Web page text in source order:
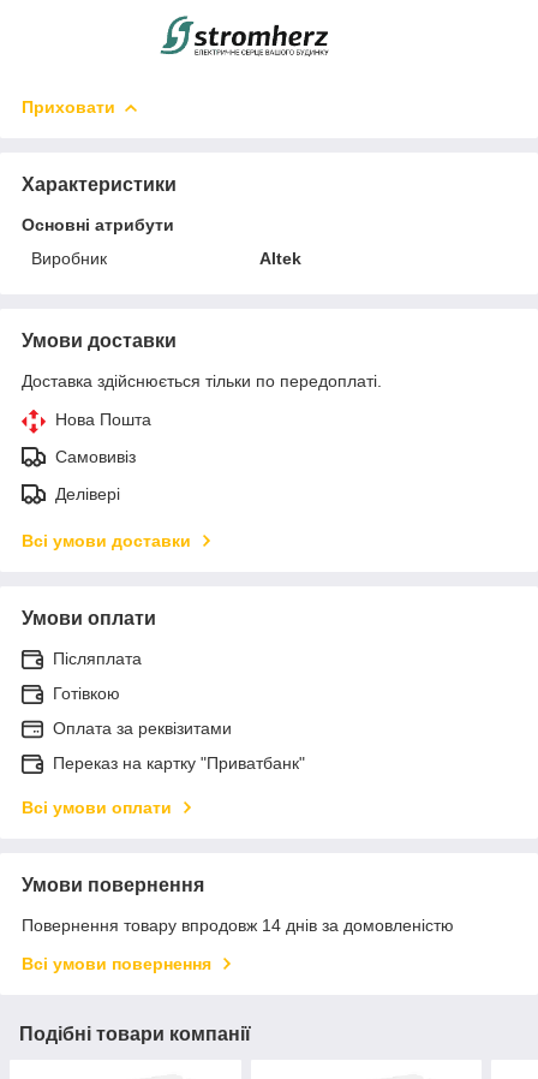
Приховати
Характеристики
Основні атрибути
Виробник
Altek
Умови доставки
Доставка здійснюється тільки по передоплаті.
Нова Пошта
Самовивіз
Делівері
Всі умови доставки
Умови оплати
Післяплата
Готівкою
Оплата за реквізитами
Переказ на картку "Приватбанк"
Всі умови оплати
Умови повернення
Повернення товару впродовж 14 днів за домовленістю
Всі умови повернення
Подібні товари компанії